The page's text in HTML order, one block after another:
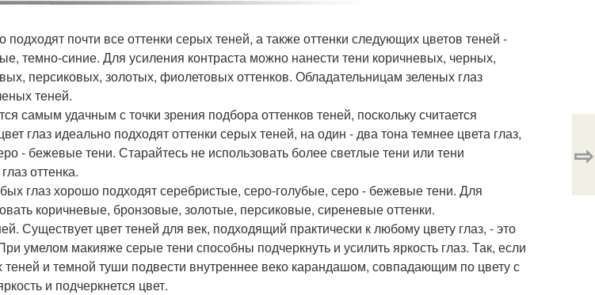
подходят почти все оттенки серых теней, а также оттенки следующих цветов теней -
темно-синие. Для усиления контраста можно нанести тени коричневых, черных,
персиковых, золотых, фиолетовых оттенков. Обладательницам зеленых глаз
теней.
самым удачным с точки зрения подбора оттенков теней, поскольку считается
глаз идеально подходят оттенки серых теней, на один - два тона темнее цвета глаз,
- бежевые тени. Старайтесь не использовать более светлые тени или тени
оттенка.
глаз хорошо подходят серебристые, серо-голубые, серо - бежевые тени. Для
коричневые, бронзовые, золотые, персиковые, сиреневые оттенки.
Существует цвет теней для век, подходящий практически к любому цвету глаз, - это
умелом макияже серые тени способны подчеркнуть и усилить яркость глаз. Так, если
теней и темной туши подвести внутреннее веко карандашом, совпадающим по цвету с
и подчеркнется цвет.
⇨